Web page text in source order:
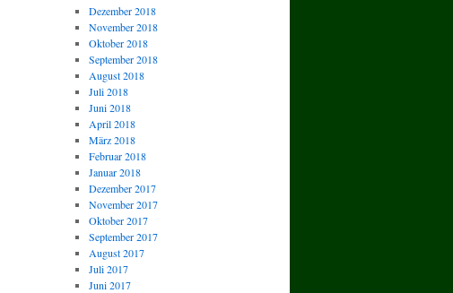
Dezember 2018
November 2018
Oktober 2018
September 2018
August 2018
Juli 2018
Juni 2018
April 2018
März 2018
Februar 2018
Januar 2018
Dezember 2017
November 2017
Oktober 2017
September 2017
August 2017
Juli 2017
Juni 2017